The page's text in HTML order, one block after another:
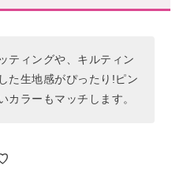
ティングや、キルティン
た生地感がぴったり!ピン
カラーもマッチします。